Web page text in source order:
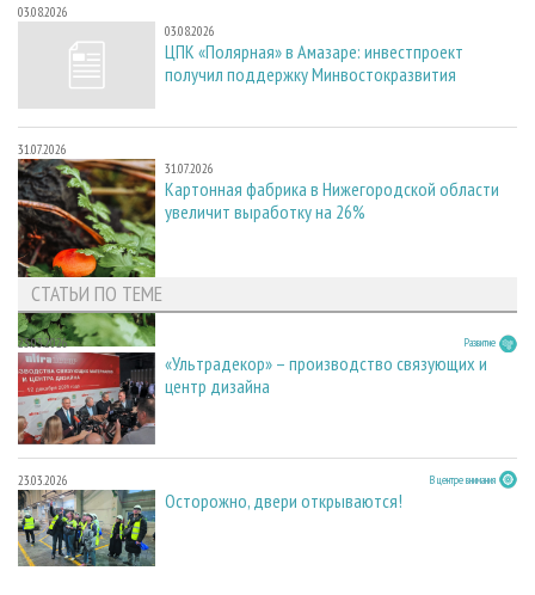
03.08.2026
03.08.2026
ЦПК «Полярная» в Амазаре: инвестпроект
получил поддержку Минвостокразвития
31.07.2026
31.07.2026
Картонная фабрика в Нижегородской области
увеличит выработку на 26%
СТАТЬИ ПО ТЕМЕ
23.03.2026 Развитие
«Ультрадекор» – производство связующих и
центр дизайна
23.03.2026 В центре внимания
Осторожно, двери открываются!